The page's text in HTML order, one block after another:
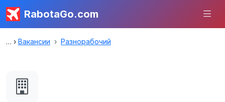
RabotaGo.com
Вакансии Разнорабочий